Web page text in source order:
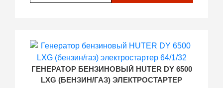
ГЕНЕРАТОР БЕНЗИНОВЫЙ HUTER DY 6500
LXG (БЕНЗИН/ГАЗ) ЭЛЕКТРОСТАРТЕР